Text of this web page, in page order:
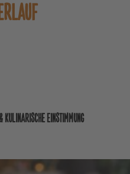
EINSTIMMUNG